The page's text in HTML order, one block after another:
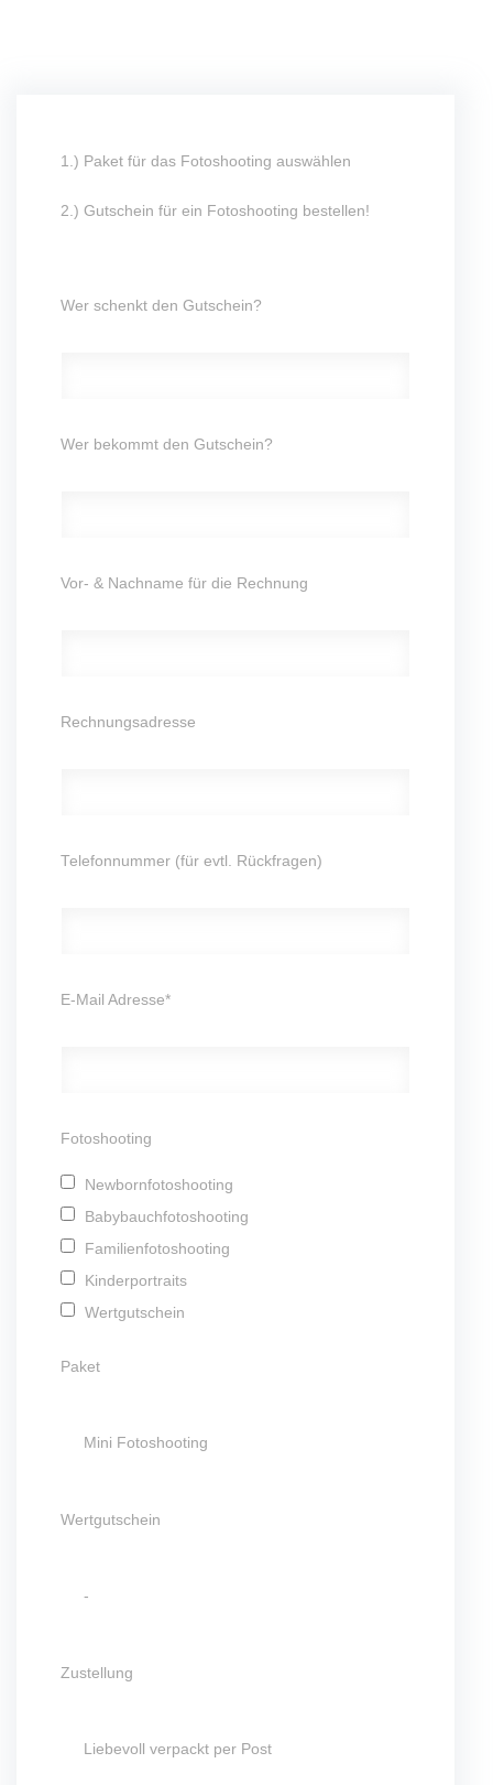
1.) Paket für das Fotoshooting auswählen
2.) Gutschein für ein Fotoshooting bestellen!
Wer schenkt den Gutschein?
Wer bekommt den Gutschein?
Vor- & Nachname für die Rechnung
Rechnungsadresse
Telefonnummer (für evtl. Rückfragen)
E-Mail Adresse*
Fotoshooting
Newbornfotoshooting
Babybauchfotoshooting
Familienfotoshooting
Kinderportraits
Wertgutschein
Paket
Wertgutschein
Zustellung